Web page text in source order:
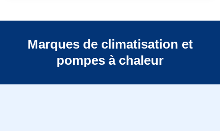
Marques de climatisation et
pompes à chaleur